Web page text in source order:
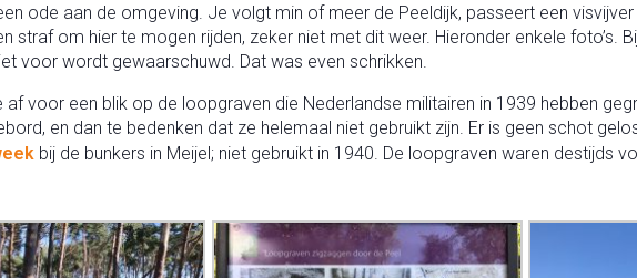
ode aan de omgeving. Je volgt min of meer de Peeldijk, passeert een
straf om hier te mogen rijden, zeker niet met dit weer. Hieronder enkele foto’s.
voor wordt gewaarschuwd. Dat was even schrikken.
voor een blik op de loopgraven die Nederlandse militairen in 1939 hebben
en dan te bedenken dat ze helemaal niet gebruikt zijn. Er is geen schot
bij de bunkers in Meijel; niet gebruikt in 1940. De loopgraven waren destijds